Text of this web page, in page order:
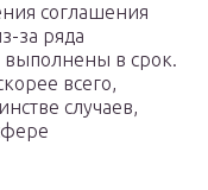
соглашения
за ряда
выполнены в срок.
всего,
случаев,